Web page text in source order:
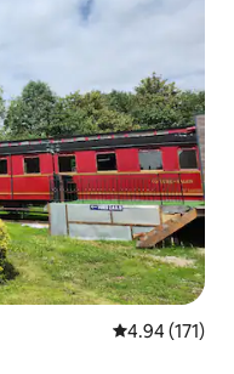
Calificación
4.94 (171)